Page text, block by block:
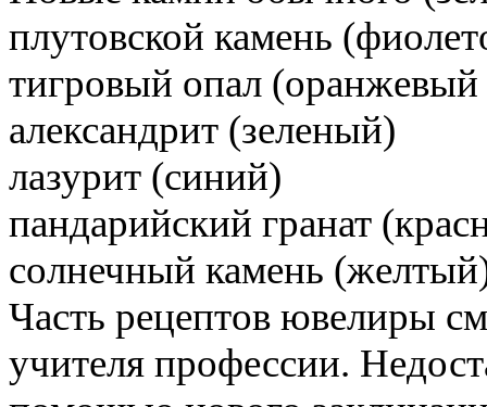
плутовской камень
тигровый опал (оранжевый
александрит (зеленый)
лазурит (синий)
пандарийский гранат
солнечный камень
Часть рецептов ювелиры
учителя профессии.